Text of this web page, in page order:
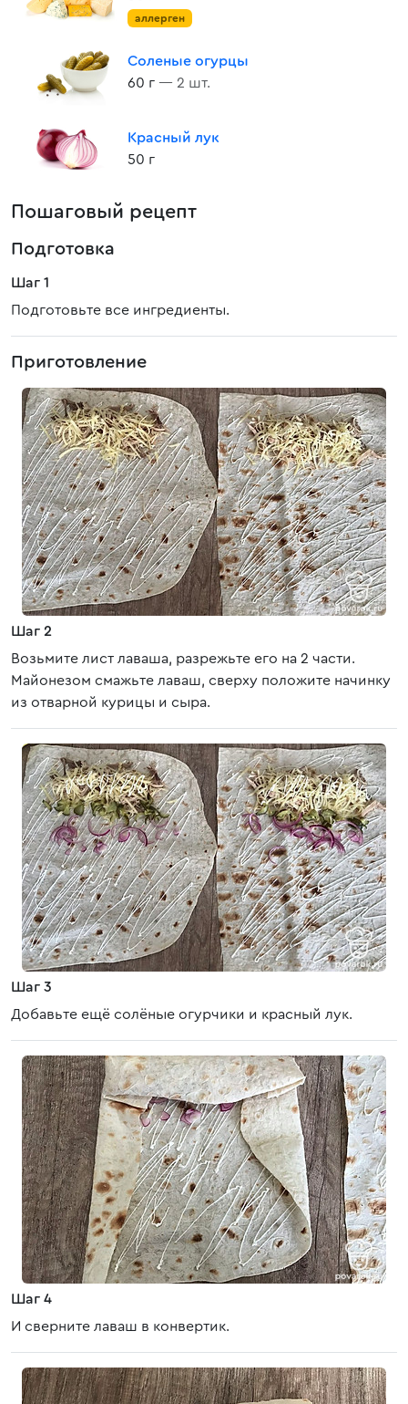
аллерген
Соленые огурцы
60 г — 2 шт.
Красный лук
50 г
Пошаговый рецепт
Подготовка
Шаг 1
Подготовьте все ингредиенты.
Приготовление
Шаг 2
Возьмите лист лаваша, разрежьте его на 2 части.
Майонезом смажьте лаваш, сверху положите начинку
из отварной курицы и сыра.
Шаг 3
Добавьте ещё солёные огурчики и красный лук.
Шаг 4
И сверните лаваш в конвертик.